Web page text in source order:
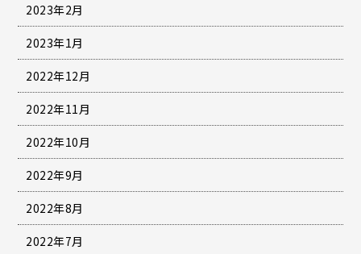
2023年2月
2023年1月
2022年12月
2022年11月
2022年10月
2022年9月
2022年8月
2022年7月